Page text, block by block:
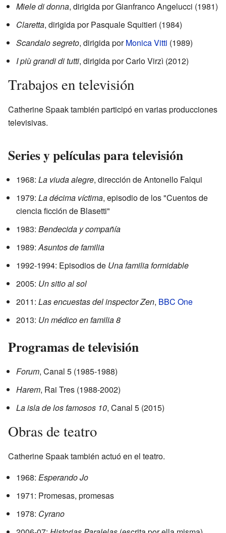
Miele di donna, dirigida por Gianfranco Angelucci (1981)
Claretta, dirigida por Pasquale Squitieri (1984)
Scandalo segreto, dirigida porMonica Vitti (1989)
I più grandi di tutti, dirigida por Carlo Virzì (2012)
Trabajos en televisión
Catherine Spaak también participó en varias producciones
televisivas.
Series y películas para televisión
1968: La viuda alegre, dirección de Antonello Falqui
1979: La décima víctima, episodio de los "Cuentos de
ciencia ficción de Blasetti"
1983: Bendecida y compañía
1989:Asuntos de familia
1992-1994: Episodios de Una familia formidable
2005: Un sitio al sol
2011: Las encuestas del inspector Zen, BBC One
2013: Un médico en familia 8
Programas de televisión
Forum, Canal 5 (1985-1988)
Harem, Rai Tres (1988-2002)
La isla de los famosos 10, Canal 5 (2015)
Obras de teatro
Catherine Spaak también actuó en el teatro.
1968: Esperando Jo
1971: Promesas, promesas
1978: Cyrano